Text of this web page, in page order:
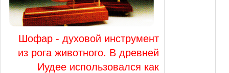
Шофар - духовой инструмент
из рога животного. В древней
Иудее использовался как